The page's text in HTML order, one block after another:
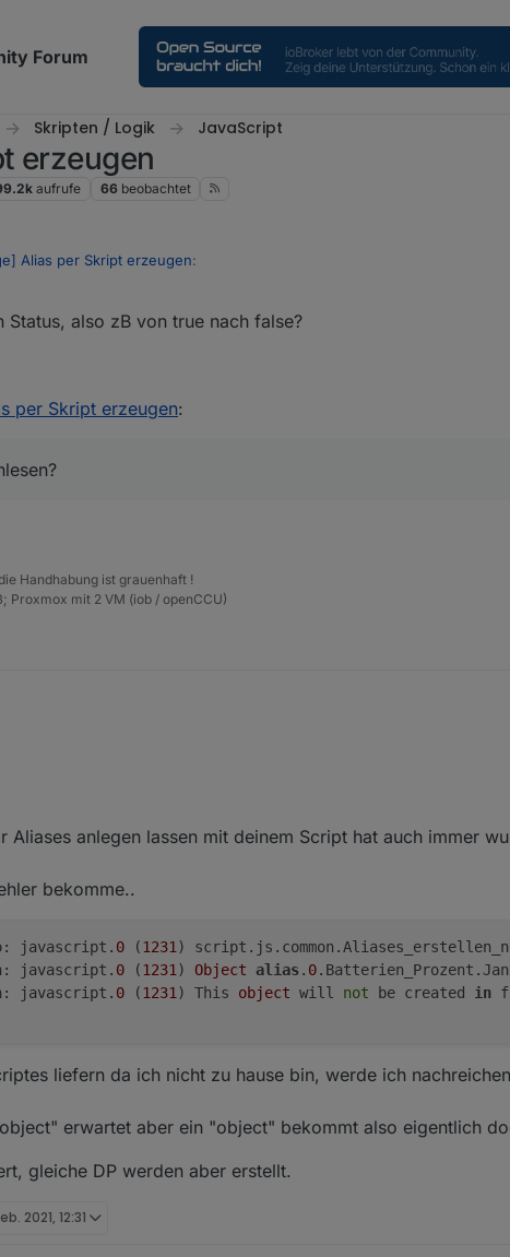
Forum
Skripten / Logik JavaScript
erzeugen
aufrufe 66 beobachtet
Alias per Skript erzeugen:
Codes anlesen? Hab schon paar mal gesucht aber für mich nichts
Status, also zB von true nach false?
per Skript erzeugen:
Handhabung ist grauenhaft !
Proxmox mit 2 VM (iob / openCCU)
anlegen lassen mit deinem Script hat auch immer
bekomme..
javascript. 0 (1231 )
javascript. 0 (1231 ) Object alias . 0
javascript. 0 (1231 ) This object will not be created in
liefern da ich nicht zu hause bin, werde ich
erwartet aber ein "object" bekommt also eigentlich
gleiche DP werden aber erstellt.
2021, 12:31